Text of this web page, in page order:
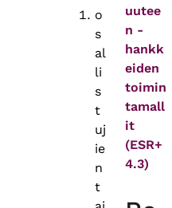
o
s
al
li
s
t
uj
ie
n
t
uutee
n -
hankk
eiden
toimin
tamall
it
(ESR+
4.3)